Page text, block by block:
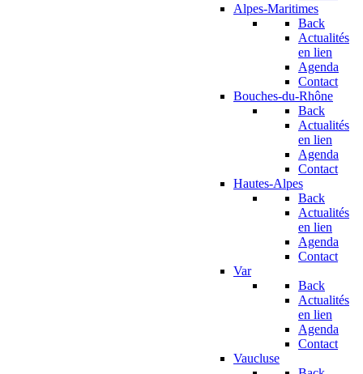
Alpes-Maritimes
Back
Actualités
en lien
Agenda
Contact
Bouches-du-Rhône
Back
Actualités
en lien
Agenda
Contact
Hautes-Alpes
Back
Actualités
en lien
Agenda
Contact
Var
Back
Actualités
en lien
Agenda
Contact
Vaucluse